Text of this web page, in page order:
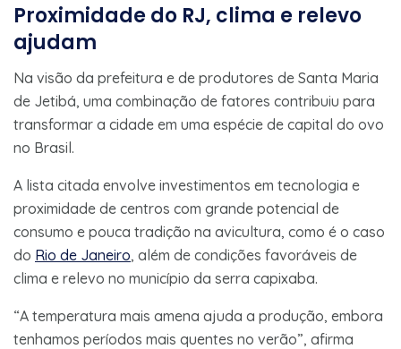
Proximidade do RJ, clima e relevo
ajudam
Na visão da prefeitura e de produtores de Santa Maria
de Jetibá, uma combinação de fatores contribuiu para
transformar a cidade em uma espécie de capital do ovo
no Brasil.
A lista citada envolve investimentos em tecnologia e
proximidade de centros com grande potencial de
consumo e pouca tradição na avicultura, como é o caso
do Rio de Janeiro, além de condições favoráveis de
clima e relevo no município da serra capixaba.
“A temperatura mais amena ajuda a produção, embora
tenhamos períodos mais quentes no verão”, afirma